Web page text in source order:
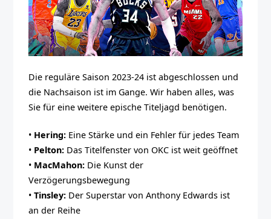
Die reguläre Saison 2023-24 ist abgeschlossen und
die Nachsaison ist im Gange. Wir haben alles, was
Sie für eine weitere epische Titeljagd benötigen.
• Hering: Eine Stärke und ein Fehler für jedes Team
• Pelton: Das Titelfenster von OKC ist weit geöffnet
• MacMahon: Die Kunst der
Verzögerungsbewegung
•Tinsley: Der Superstar von Anthony Edwards ist
an der Reihe